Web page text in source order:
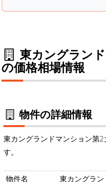
東カングラン
の価格相場情報
物件の詳細情報
東カングランドマンション第
す。
物件名
東カングラ